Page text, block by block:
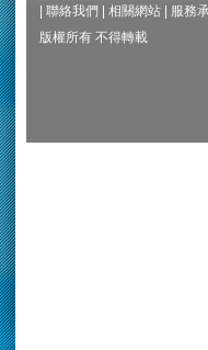
聯絡我們 相關網站 服務
版權所有 不得轉載